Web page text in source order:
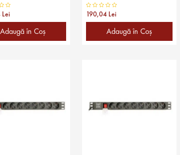
Lei
Adaugă în Coş
190,04 Lei
Adaugă în Coş